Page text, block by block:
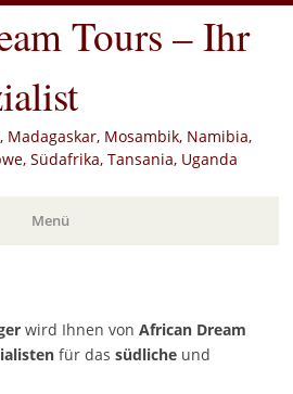
Tours – Ihr
Madagaskar, Mosambik, Namibia,
Südafrika, Tansania, Uganda
Menü
wird Ihnen von African Dream
für das südlicheund